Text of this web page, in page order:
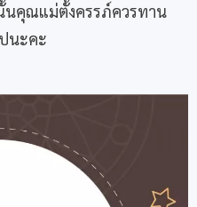
นคุณแม่ตั้งครรภ์ควรทาน
นะคะ